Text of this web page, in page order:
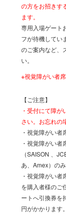
の方をお招きす
ます。
専用入場ゲート
フが待機してい
のご案内など、
い。
※視覚障がい者
【ご注意】
・受付にて障
さい。お忘れの
・視覚障がい者
・視覚障がい
（SAISON 、
あ、Amex）の
・視覚障がい
を購入者様のご
ートへ引換券を
円がかかります。